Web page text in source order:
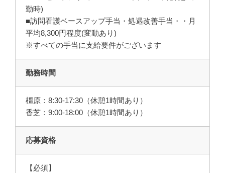
勤時)
■訪問看護ベースアップ手当・処遇改善手当・・月
平均8,300円程度(変動あり)
※すべての手当に支給要件がございます
勤務時間
橿原：8:30-17:30（休憩1時間あり）
香芝：9:00-18:00（休憩1時間あり）
応募資格
【必須】